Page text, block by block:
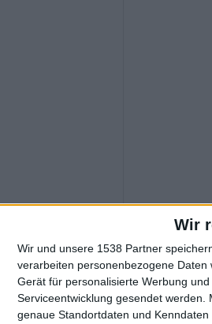
Wir
Wir und unsere 1538 Partner
verarbeiten personenbezogene
Gerät für personalisierte Werbung
Serviceentwicklung gesendet werden.
genaue Standortdaten und
1